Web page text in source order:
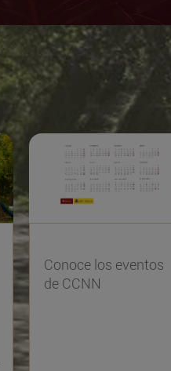
Conoce los eventos
de CCNN